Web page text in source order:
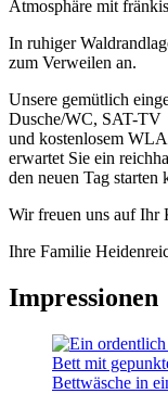
Atmo­sphä­re mit
In ruhi­ger
zum Ver­wei­len an.
Unse­re gemüt­lich
Dusche/WC, SAT-TV
und kos­ten­lo­sem
erwar­tet Sie ein
den neu­en Tag star­ten
Wir freu­en uns auf Ihr
Ihre Fami­lie
Impres­sio­nen